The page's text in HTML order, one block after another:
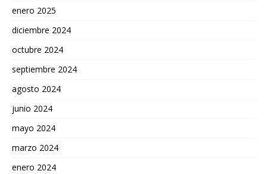
enero 2025
diciembre 2024
octubre 2024
septiembre 2024
agosto 2024
junio 2024
mayo 2024
marzo 2024
enero 2024